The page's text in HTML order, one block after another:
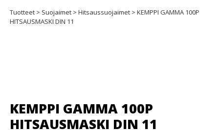
Tuotteet > Suojaimet > Hitsaussuojaimet > KEMPPI GAMMA 100P
HITSAUSMASKI DIN 11
KEMPPI GAMMA 100P
HITSAUSMASKI DIN 11